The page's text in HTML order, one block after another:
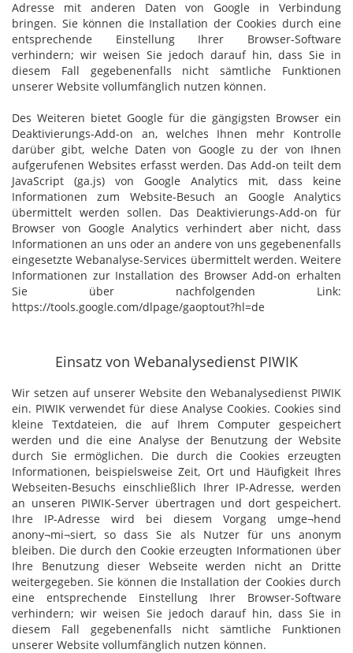
Adresse mit anderen Daten von Google in Verbindung
bringen. Sie können die Installation der Cookies durch eine
entsprechende Einstellung Ihrer Browser-Software
verhindern; wir weisen Sie jedoch darauf hin, dass Sie in
diesem Fall gegebenenfalls nicht sämtliche Funktionen
unserer Website vollumfänglich nutzen können.
Des Weiteren bietet Google für die gängigsten Browser ein
Deaktivierungs-Add-on an, welches Ihnen mehr Kontrolle
darüber gibt, welche Daten von Google zu der von Ihnen
aufgerufenen Websites erfasst werden. Das Add-on teilt dem
JavaScript (ga.js) von Google Analytics mit, dass keine
Informationen zum Website-Besuch an Google Analytics
übermittelt werden sollen. Das Deaktivierungs-Add-on für
Browser von Google Analytics verhindert aber nicht, dass
Informationen an uns oder an andere von uns gegebenenfalls
eingesetzte Webanalyse-Services übermittelt werden. Weitere
Informationen zur Installation des Browser Add-on erhalten
Sie über nachfolgenden Link:
https://tools.google.com/dlpage/gaoptout?hl=de
Einsatz von Webanalysedienst PIWIK
Wir setzen auf unserer Website den Webanalysedienst PIWIK
ein. PIWIK verwendet für diese Analyse Cookies. Cookies sind
kleine Textdateien, die auf Ihrem Computer gespeichert
werden und die eine Analyse der Benutzung der Website
durch Sie ermöglichen. Die durch die Cookies erzeugten
Informationen, beispielsweise Zeit, Ort und Häufigkeit Ihres
Webseiten-Besuchs einschließlich Ihrer IP-Adresse, werden
an unseren PIWIK-Server übertragen und dort gespeichert.
Ihre IP-Adresse wird bei diesem Vorgang umge¬hend
anony¬mi¬siert, so dass Sie als Nutzer für uns anonym
bleiben. Die durch den Cookie erzeugten Informationen über
Ihre Benutzung dieser Webseite werden nicht an Dritte
weitergegeben. Sie können die Installation der Cookies durch
eine entsprechende Einstellung Ihrer Browser-Software
verhindern; wir weisen Sie jedoch darauf hin, dass Sie in
diesem Fall gegebenenfalls nicht sämtliche Funktionen
unserer Website vollumfänglich nutzen können.